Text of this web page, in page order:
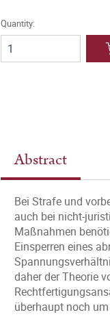
Quantity:
Abstract
Bei Strafe und
auch bei nicht-
Maßnahmen
Einsperren eines
daher der Theorie
überhaupt noch